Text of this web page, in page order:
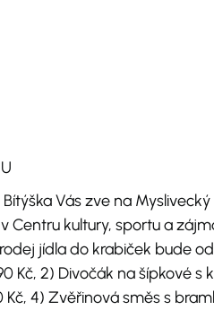
Vás zve na
Centru kultury, sportu a
jídla do krabiček bude
Kč, 2) Divočák na šípkové s
4) Zvěřinová směs s